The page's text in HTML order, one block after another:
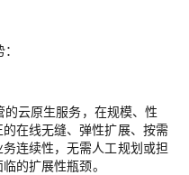
云原生服务，在规模、性
在线无缝、弹性扩展、按需
连续性，无需人工规划或担
的扩展性瓶颈。